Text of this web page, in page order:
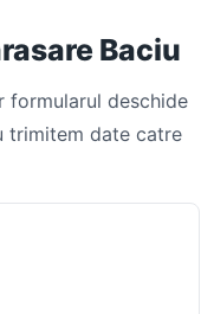
Baciu
formularul deschide
trimitem date catre